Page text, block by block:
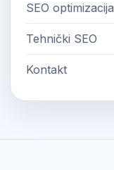
SEO optimizacija
Tehnički SEO
Kontakt